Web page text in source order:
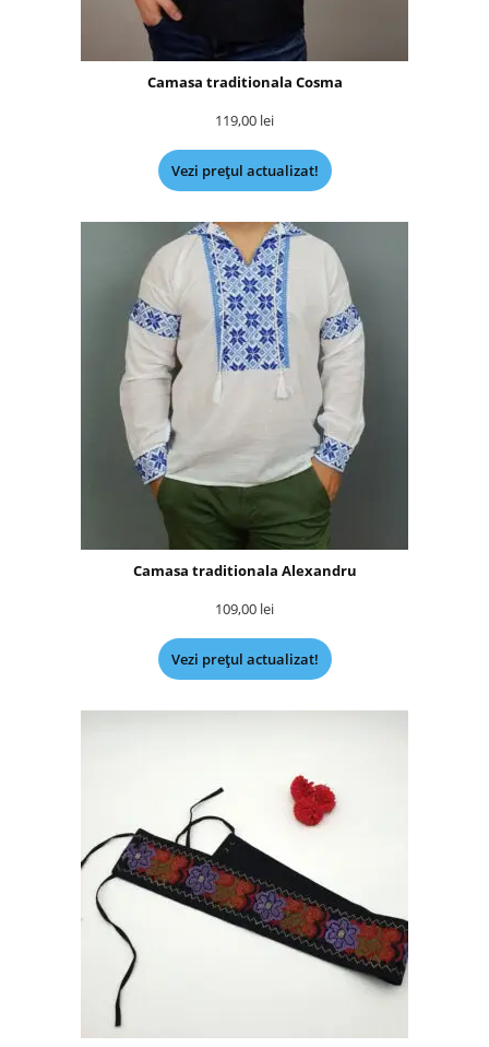
Camasa traditionala Cosma
119,00 lei
Vezi prețul actualizat!
Camasa traditionala Alexandru
109,00 lei
Vezi prețul actualizat!